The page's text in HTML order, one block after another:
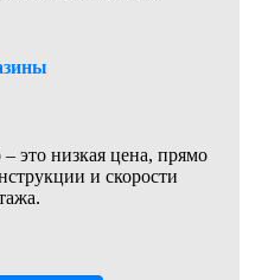
это низкая цена, прямо
и скорости